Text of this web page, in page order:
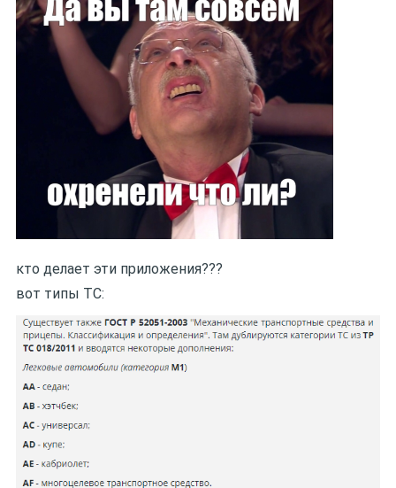
кто делает эти приложения???
вот типы ТС: